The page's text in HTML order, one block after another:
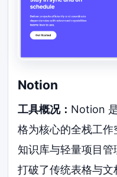
Notion
工具概况： Notion
格为核心的全栈工
知识库与轻量项目
打破了传统表格与